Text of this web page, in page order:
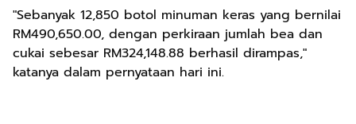
"Sebanyak 12,850 botol minuman keras yang bernilai
RM490,650.00, dengan perkiraan jumlah bea dan
cukai sebesar RM324,148.88 berhasil dirampas,"
katanya dalam pernyataan hari ini.